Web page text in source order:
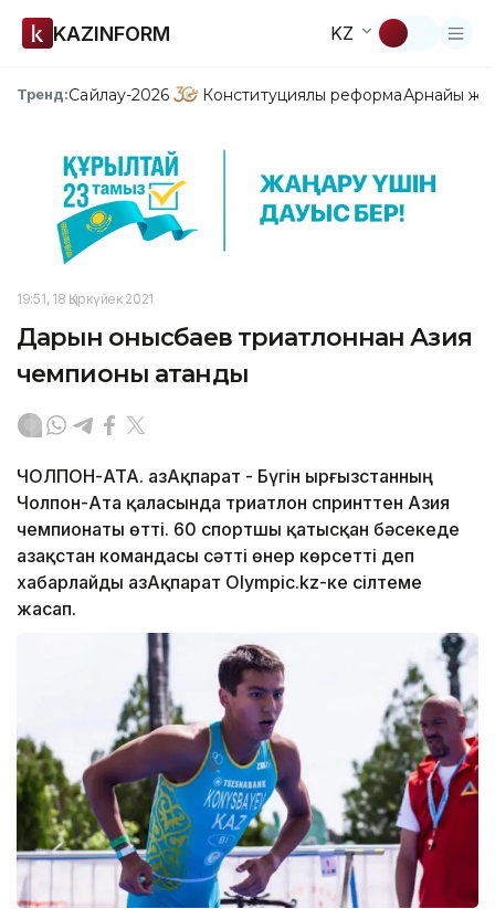
KAZINFORM KZ
Тренд:Сайлау-2026 Конституциялық реформаАрнайы
19:51, 18 Қыркүйек 2021
Дарын Қонысбаев триатлоннан Азия
чемпионы атанды
ЧОЛПОН-АТА. ҚазАқпарат - Бүгін Қырғызстанның
Чолпон-Ата қаласында триатлон спринттен Азия
чемпионаты өтті. 60 спортшы қатысқан бәсекеде
Қазақстан командасы сәтті өнер көрсетті деп
хабарлайды ҚазАқпарат Olympic.kz-ке сілтеме
жасап.